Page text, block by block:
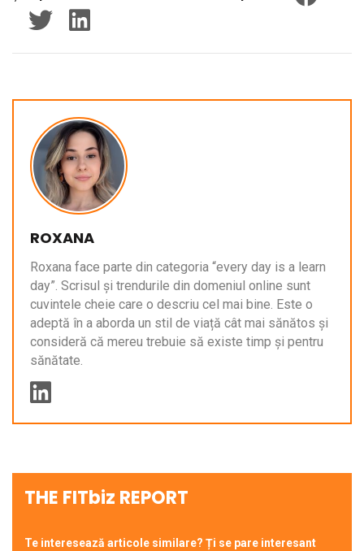
ROXANA
Roxana face parte din categoria “every day is a learn
day”. Scrisul și trendurile din domeniul online sunt
cuvintele cheie care o descriu cel mai bine. Este o
adeptă în a aborda un stil de viață cât mai sănătos și
consideră că mereu trebuie să existe timp și pentru
sănătate.
THE FITbiz REPORT
Te interesează articole similare? Ți se pare interesant